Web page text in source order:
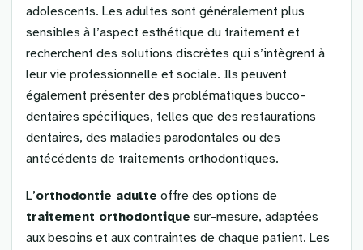
adolescents. Les adultes sont généralement plus
sensibles à l’aspect esthétique du traitement et
recherchent des solutions discrètes qui s’intègrent à
leur vie professionnelle et sociale. Ils peuvent
également présenter des problématiques bucco-
dentaires spécifiques, telles que des restaurations
dentaires, des maladies parodontales ou des
antécédents de traitements orthodontiques.
L’orthodontie adulte offre des options de
traitement orthodontique sur-mesure, adaptées
aux besoins et aux contraintes de chaque patient. Les